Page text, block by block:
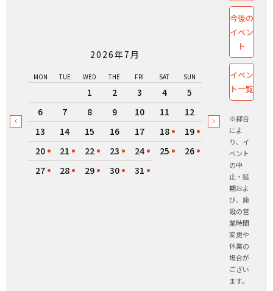
2026年7月
MON TUE WED THE FRI SAT SUN
1 2 3 4
5
6
7 8 9 10 11
12
13
14 15 16 17 18
19
20
21 22 23 24 25
26
27
28 29 30 31
今後の
イベン
ト
イベン
ト一覧
※都合
によ
り、イ
ベント
の中
止・延
期およ
び、施
設の営
業時間
変更や
休業の
場合が
ござい
ます。